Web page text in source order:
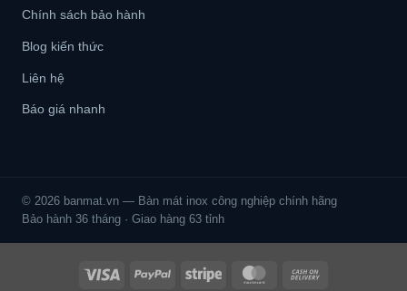
Chính sách bảo hành
Blog kiến thức
Liên hệ
Báo giá nhanh
© 2026 banmat.vn — Bàn mát inox công nghiệp chính hãng
Bảo hành 36 tháng · Giao hàng 63 tỉnh
Visa PayPal Stripe MasterCard